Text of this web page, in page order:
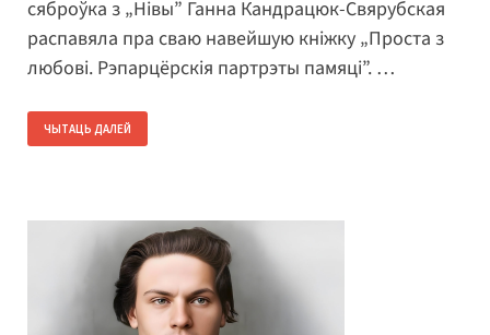
сяброўка з „Нівы” Ганна Кандрацюк-Свярубская
распавяла пра сваю навейшую кніжку „Проста з
любові. Рэпарцёрскія партрэты памяці”. …
ЧЫТАЦЬ ДАЛЕЙ